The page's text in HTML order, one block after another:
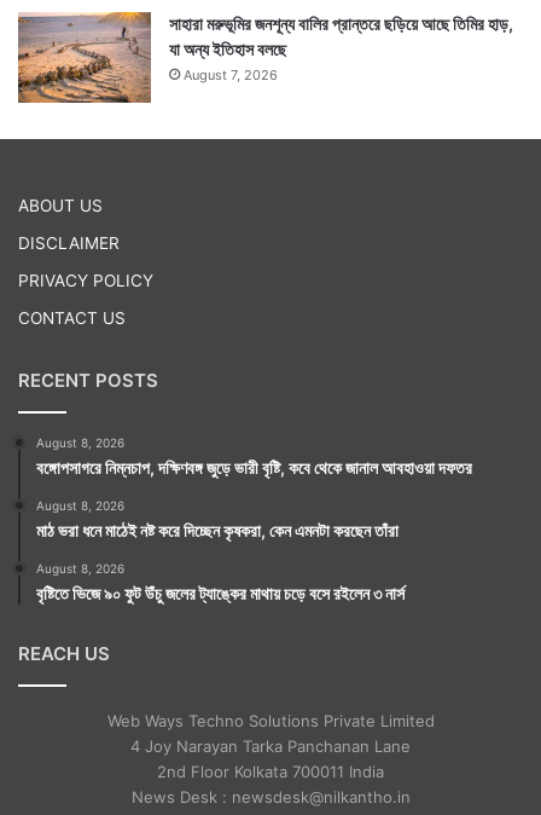
সাহারা মরুভূমির জনশূন্য বালির প্রান্তরে ছড়িয়ে আছে তিমির হাড়,
যা অন্য ইতিহাস বলছে
August 7, 2026
ABOUT US
DISCLAIMER
PRIVACY POLICY
CONTACT US
RECENT POSTS
August 8, 2026
বঙ্গোপসাগরে নিম্নচাপ, দক্ষিণবঙ্গ জুড়ে ভারী বৃষ্টি, কবে থেকে জানাল আবহাওয়া দফতর
August 8, 2026
মাঠ ভরা ধনে মাঠেই নষ্ট করে দিচ্ছেন কৃষকরা, কেন এমনটা করছেন তাঁরা
August 8, 2026
বৃষ্টিতে ভিজে ৯০ ফুট উঁচু জলের ট্যাঙ্কের মাথায় চড়ে বসে রইলেন ৩ নার্স
REACH US
Web Ways Techno Solutions Private Limited
4 Joy Narayan Tarka Panchanan Lane
2nd Floor Kolkata 700011 India
News Desk : newsdesk@nilkantho.in